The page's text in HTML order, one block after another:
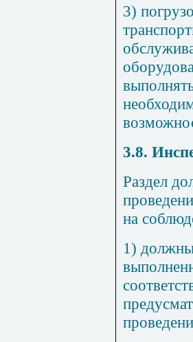
3)
3.8.
Раздел
на
1)